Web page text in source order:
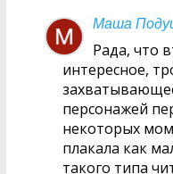
Маша
Рада, что
интересное,
персонажей
некоторых
плакала как
такого типа